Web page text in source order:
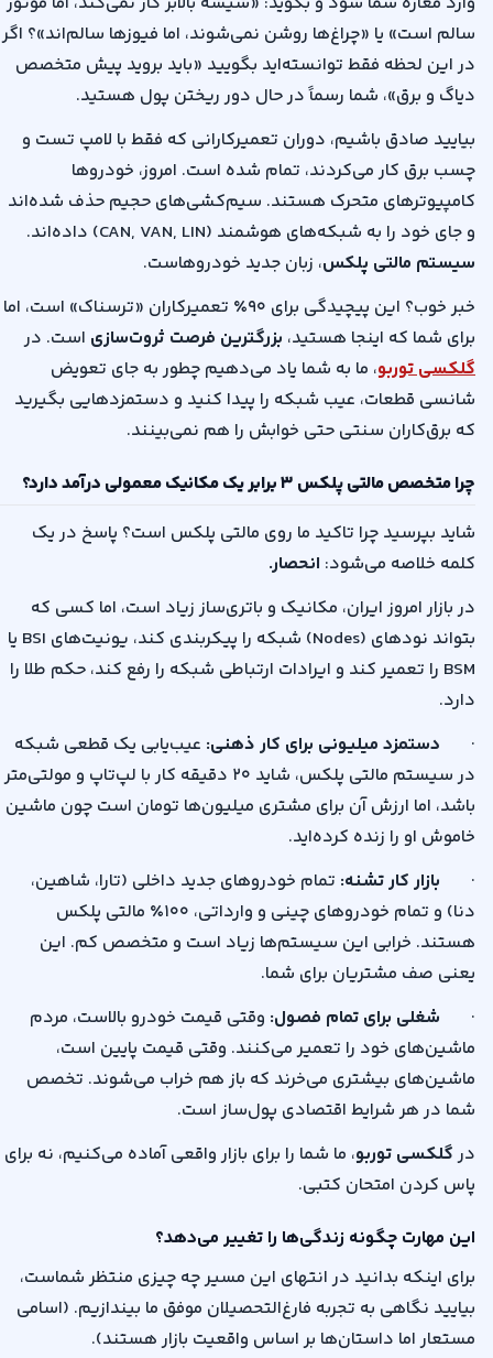
ظاهر
لوکس،
ابهت
خاص
بودن
ماشین
برایتان
در
اولویت
و...
کم
هزینه
ساینا،
۲۰۶
تیپ
سمند
دوگانه‌سوز
به‌صرفه‌ترین
گزینه‌ها
برای
در
اسنپ
هستند.
این
به
مصرف
سوخت
پایین
قطعات
ارزان،
سود
خالص...
سالم است» یا «چراغ‌ها روشن نمی‌شوند، اما فیوزها سالم‌اند»؟ اگر
در این لحظه فقط توانسته‌اید بگویید «باید بروید پیش متخصص
دیاگ و برق»، شما رسماً در حال دور ریختن پول هستید.
بیایید صادق باشیم، دوران تعمیرکارانی که فقط با لامپ تست و
چسب برق کار می‌کردند، تمام شده است. امروز، خودروها
کامپیوترهای متحرک هستند. سیم‌کشی‌های حجیم حذف شده‌اند
و جای خود را به شبکه‌های هوشمند (CAN, VAN, LIN) داده‌اند.
سیستم مالتی پلکس، زبان جدید خودروهاست.
خبر خوب؟ این پیچیدگی برای ۹۰٪
تعمیرکاران «ترسناک» است، اما
برای شما که اینجا هستید، بزرگترین فرصت ثروت‌سازی است. در
گلکسی توربو، ما به شما یاد می‌دهیم چطور به جای تعویض
شانسی قطعات، عیب شبکه را پیدا کنید و دستمزدهایی بگیرید
که برق‌کاران سنتی حتی خوابش را هم نمی‌بینند.
چرا متخصص مالتی پلکس ۳برابر یک مکانیک معمولی درآمد دارد؟
شاید بپرسید چرا تاکید ما روی مالتی پلکس است؟ پاسخ در یک
کلمه خلاصه می‌شود: انحصار.
در بازار امروز ایران، مکانیک و باتری‌ساز زیاد است، اما کسی که
بتواند نودهای (Nodes) شبکه را پیکربندی کند، یونیت‌های
یا
BSM را تعمیر کند و ایرادات ارتباطی شبکه را رفع کند، حکم طلا را
دارد.
· دستمزد میلیونی برای کار ذهنی: عیب‌یابی یک قطعی شبکه
در سیستم مالتی پلکس، شاید ۲۰ دقیقه کار با لپ‌تاپ و مولتی‌متر
باشد، اما ارزش آن برای مشتری میلیون‌ها تومان است چون ماشین
خاموش او را زنده کرده‌اید.
· بازار کار تشنه: تمام خودروهای جدید داخلی (تارا، شاهین،
دنا) و تمام خودروهای چینی و وارداتی، ۱۰۰٪
مالتی پلکس
هستند. خرابی این سیستم‌ها زیاد است و متخصص کم. این
یعنی صف مشتریان برای شما.
· شغلی برای تمام فصول: وقتی قیمت خودرو بالاست، مردم
ماشین‌های خود را تعمیر می‌کنند. وقتی قیمت پایین است،
ماشین‌های بیشتری می‌خرند که باز هم خراب می‌شوند. تخصص
شما در هر شرایط اقتصادی پول‌ساز است.
درگلکسی توربو، ما شما را برای بازار واقعی آماده می‌کنیم، نه برای
پاس کردن امتحان کتبی.
این مهارت چگونه زندگی‌ها را تغییر می‌دهد؟
برای اینکه بدانید در انتهای این مسیر چه چیزی منتظر شماست،
بیایید نگاهی به تجربه فارغ‌التحصیلان موفق ما بیندازیم. (اسامی
مستعار اما داستان‌ها بر اساس واقعیت بازار هستند).